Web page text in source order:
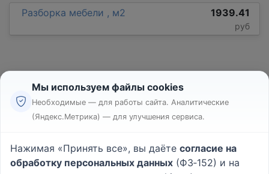
Разборка мебели , м2 1939.41
руб
Реклама
Пользовательское соглашение
Политика конфиденциальности
Мы используем файлы cookies
Необходимые — для работы сайта. Аналитические
(Яндекс.Метрика) — для улучшения сервиса.
Нажимая «Принять все», вы даёте согласие на
обработку персональных данных (ФЗ‑152) и на